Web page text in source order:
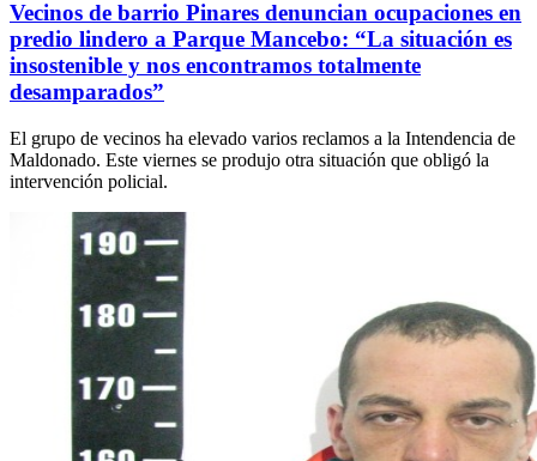
Vecinos de barrio Pinares denuncian ocupaciones en
predio lindero a Parque Mancebo: “La situación es
insostenible y nos encontramos totalmente
desamparados”
El grupo de vecinos ha elevado varios reclamos a la Intendencia de
Maldonado. Este viernes se produjo otra situación que obligó la
intervención policial.